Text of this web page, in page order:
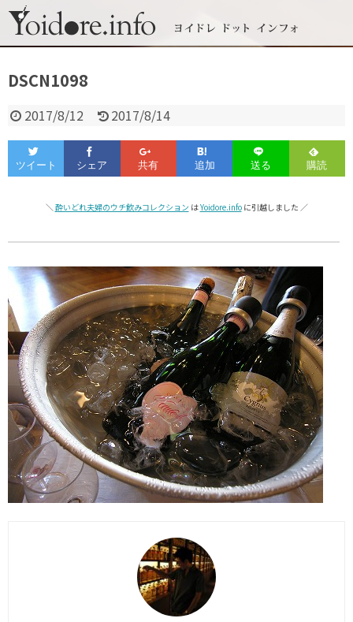
DSCN1098
2017/8/12 2017/8/14
＼ 酔いどれ夫婦のウチ飲みコレクション はYoidore.infoに引越しました ／